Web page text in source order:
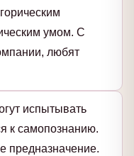
умом. С
любят
испытывать
к самопознанию.
предназначение.